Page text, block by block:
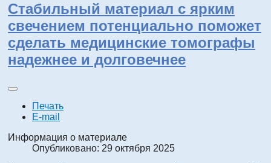
Стабильный материал с ярким
свечением потенциально поможет
сделать медицинские томографы
надежнее и долговечнее
Печать
E-mail
Информация о материале
Опубликовано: 29 октября 2025